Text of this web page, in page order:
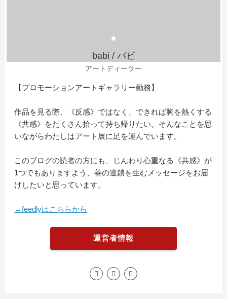
babi / バビ
アートディーラー
【プロモーションアートギャラリー勤務】
作品を見る際、《反感》ではなく、できれば胸を熱くする
《共感》をたくさん拾って持ち帰りたい。そんなことを思
いながらわたしはアート展に足を運んでいます。
このブログの読者の方にも、じんわり心重なる《共感》が
1つでもありますよう、善の連鎖を生むメッセージをお届
けしたいと思っています。
→feedlyはこちらから
運営者情報